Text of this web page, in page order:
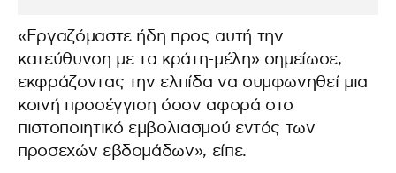
«Εργαζόμαστε ήδη προς αυτή την
κατεύθυνση με τα κράτη-μέλη» σημείωσε,
εκφράζοντας την ελπίδα να συμφωνηθεί μια
κοινή προσέγγιση όσον αφορά στο
πιστοποιητικό εμβολιασμού εντός των
προσεχών εβδομάδων», είπε.